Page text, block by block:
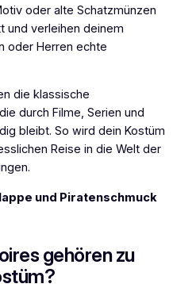
oder alte Schatzmünzen
und verleihen deinem
oder Herren echte
die klassische
durch Filme, Serien und
bleibt. So wird dein Kostüm
Reise in die Welt der
und Piratenschmuck
gehören zu